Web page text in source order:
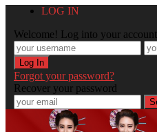
LOG IN
Welcome! Log into your account
Forgot your password?
Recover your password